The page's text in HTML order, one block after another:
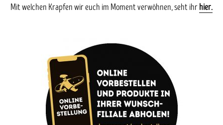
Mit welchen Krapfen wir euch im Moment verwöhnen, seht ihr hier.